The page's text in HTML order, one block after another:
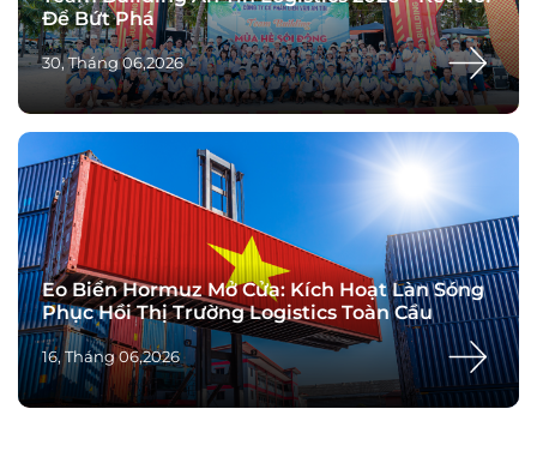
Để Bứt Phá
30, Tháng 06,2026
Eo Biển Hormuz Mở Cửa: Kích Hoạt Làn Sóng
Phục Hồi Thị Trường Logistics Toàn Cầu
16, Tháng 06,2026